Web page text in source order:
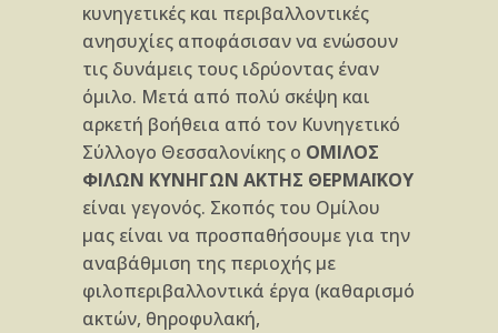
κυνηγετικές και περιβαλλοντικές
ανησυχίες αποφάσισαν να ενώσουν
τις δυνάμεις τους ιδρύοντας έναν
όμιλο. Μετά από πολύ σκέψη και
αρκετή βοήθεια από τον Κυνηγετικό
Σύλλογο Θεσσαλονίκης ο ΟΜΙΛΟΣ
ΦΙΛΩΝ ΚΥΝΗΓΩΝ ΑΚΤΗΣ ΘΕΡΜΑΪΚΟΥ
είναι γεγονός. Σκοπός του Ομίλου
μας είναι να προσπαθήσουμε για την
αναβάθμιση της περιοχής με
φιλοπεριβαλλοντικά έργα (καθαρισμό
ακτών, θηροφυλακή,